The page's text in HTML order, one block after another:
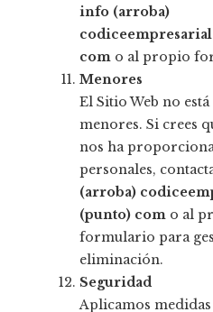
info (arroba)
com o al propio
Menores
El Sitio Web no
menores. Si crees
nos ha
personales,
(arroba)
(punto) com o al
formulario para
eliminación.
Seguridad
Aplicamos